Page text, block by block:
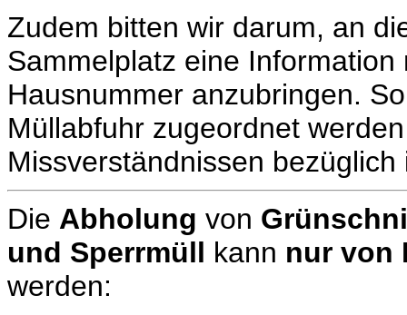
Zudem bitten wir darum, an
Sammelplatz eine
Hausnummer anzubringen.
Müllabfuhr zugeordnet
Missverständnissen
Die Abholung von
und Sperrmüll kann nur von
werden: